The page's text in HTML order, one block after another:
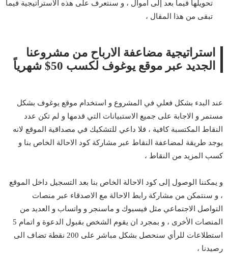
تحويلها فيما بعد إلى أموال ، و سنتعرف على هذه الاستراتيجية فيما
تبقى من هذا المقال ،
استراتيجية مضاعفة الارباح من مشروعنا
الجديد عبر موقع يوغوف لكسب 50$ شهرياً
عند البدء بشكل فعلي في المشروع و استخدام موقع يوغوف بشكل
مستمر و الاجابة على جميع الاستبيانات التي قدمها و لم تكن عدد
النقاط المكتسبة كافية ، فلا داعي للتشكيك في مصداقية الموقع لانه
يوجد طريقة لمضاعفة النقاط عبر مشاركة كود الاحالة الخاص بنا و
كسب المزيد من النقاط ،
و يمكننا الوصول إلى كود الاحالة الخاص بنا بعد التسجيل داخل الموقع
، و سنتمكن من مشاركة رابط الاحالة مع الاصدقاء عبر منصات
التواصل الاجتماعي مثل فيسبوك و ماسنجر و واتساب و العديد من
المنصات الأخرى ، و بمجرد ان يقوم الشخص بقبول الدعوة و اتمام 5
استطلاعات للرأي سنحصل بشكل مباشر على 200 نقطة تضاف الى
رصيدنا ،